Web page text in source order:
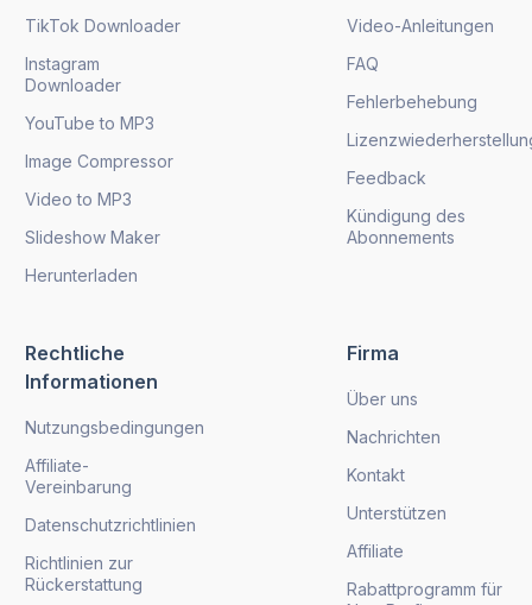
TikTok Downloader
Instagram
Downloader
YouTube to MP3
Image Compressor
Video to MP3
Slideshow Maker
Herunterladen
Video-Anleitungen
FAQ
Fehlerbehebung
Feedback
Kündigung des
Abonnements
Rechtliche
Informationen
Nutzungsbedingungen
Affiliate-
Vereinbarung
Datenschutzrichtlinien
Richtlinien zur
Rückerstattung
Firma
Über uns
Nachrichten
Kontakt
Unterstützen
Affiliate
Rabattprogramm für